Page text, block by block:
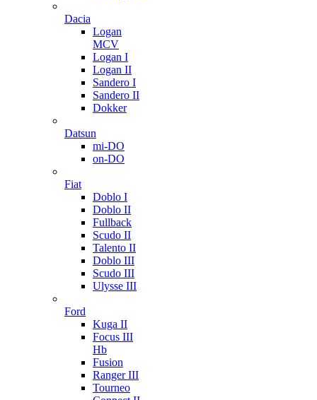
Dacia
Logan
MCV
Logan I
Logan II
Sandero I
Sandero II
Dokker
Datsun
mi-DO
on-DO
Fiat
Doblo I
Doblo II
Fullback
Scudo II
Talento II
Doblo III
Scudo III
Ulysse III
Ford
Kuga II
Focus III
Hb
Fusion
Ranger III
Tourneo